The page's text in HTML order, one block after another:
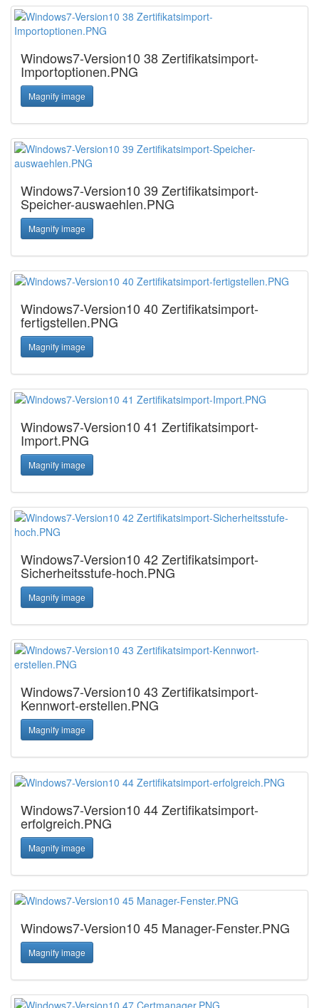
Windows7-Version10 38 Zertifikatsimport-
Importoptionen.PNG
Magnify image
Windows7-Version10 39 Zertifikatsimport-
Speicher-auswaehlen.PNG
Magnify image
Windows7-Version10 40 Zertifikatsimport-
fertigstellen.PNG
Magnify image
Windows7-Version10 41 Zertifikatsimport-
Import.PNG
Magnify image
Windows7-Version10 42 Zertifikatsimport-
Sicherheitsstufe-hoch.PNG
Magnify image
Windows7-Version10 43 Zertifikatsimport-
Kennwort-erstellen.PNG
Magnify image
Windows7-Version10 44 Zertifikatsimport-
erfolgreich.PNG
Magnify image
Windows7-Version10 45 Manager-Fenster.PNG
Magnify image